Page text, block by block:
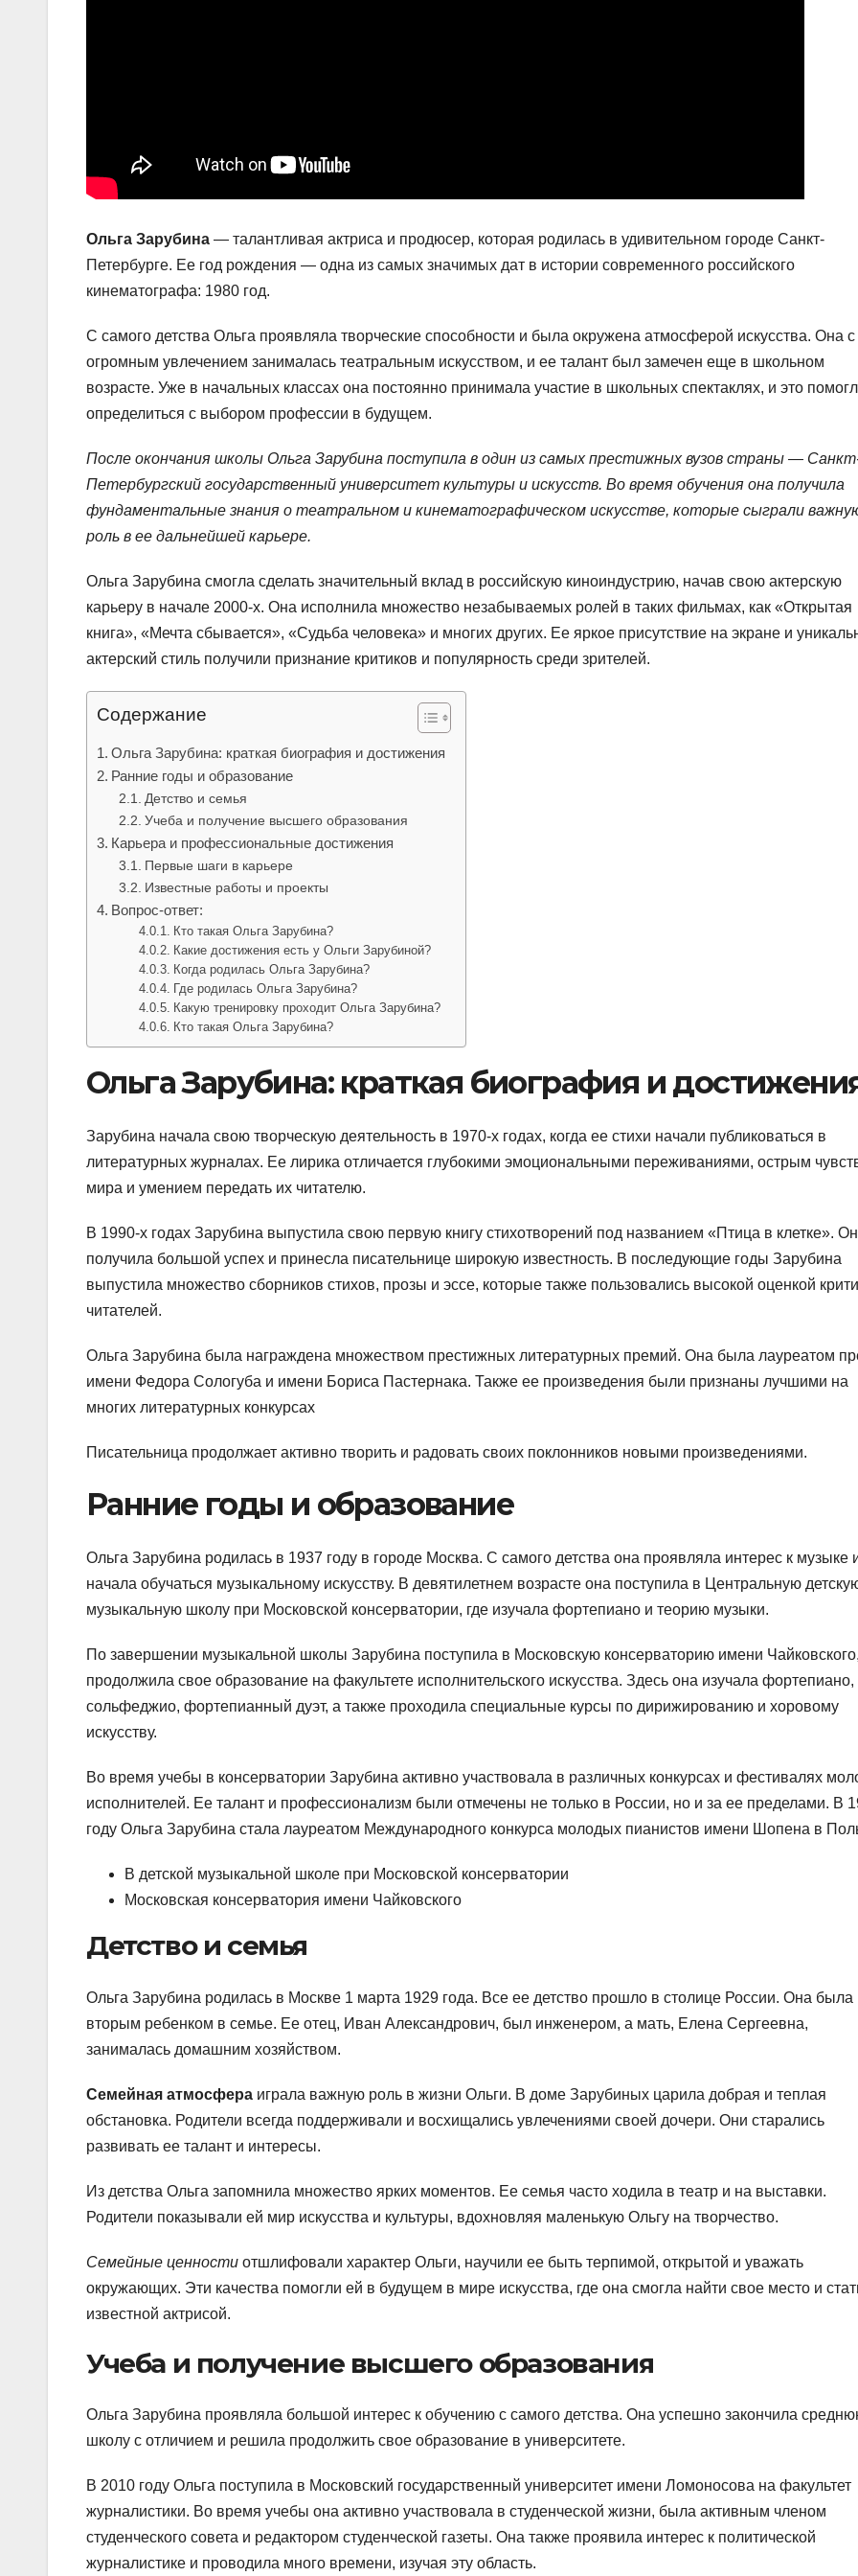
Ольга Зарубина — талантливая актриса и продюсер, которая родилась в удивительном городе Санкт-
Петербурге. Ее год рождения — одна из самых значимых дат в истории современного российского
кинематографа: 1980 год.
С самого детства Ольга проявляла творческие способности и была окружена атмосферой искусства. Она с
огромным увлечением занималась театральным искусством, и ее талант был замечен еще в школьном
возрасте. Уже в начальных классах она постоянно принимала участие в школьных спектаклях, и это
определиться с выбором профессии в будущем.
После окончания школы Ольга Зарубина поступила в один из самых престижных вузов страны —
Петербургский государственный университет культуры и искусств. Во время обучения она получила
фундаментальные знания о театральном и кинематографическом искусстве, которые сыграли
роль в ее дальнейшей карьере.
Ольга Зарубина смогла сделать значительный вклад в российскую киноиндустрию, начав свою актерскую
карьеру в начале 2000-х. Она исполнила множество незабываемых ролей в таких фильмах, как «Открытая
книга», «Мечта сбывается», «Судьба человека» и многих других. Ее яркое присутствие на экране и
актерский стиль получили признание критиков и популярность среди зрителей.
Содержание
Ольга Зарубина: краткая биография и достижения
Ранние годы и образование
Детство и семья
Учеба и получение высшего образования
Карьера и профессиональные достижения
Первые шаги в карьере
Известные работы и проекты
Вопрос-ответ:
Кто такая Ольга Зарубина?
Какие достижения есть у Ольги Зарубиной?
Когда родилась Ольга Зарубина?
Где родилась Ольга Зарубина?
Какую тренировку проходит Ольга Зарубина?
Кто такая Ольга Зарубина?
Ольга Зарубина: краткая биография и
Зарубина начала свою творческую деятельность в 1970-х годах, когда ее стихи начали публиковаться в
литературных журналах. Ее лирика отличается глубокими эмоциональными переживаниями, острым
мира и умением передать их читателю.
В 1990-х годах Зарубина выпустила свою первую книгу стихотворений под названием «Птица в клетке».
получила большой успех и принесла писательнице широкую известность. В последующие годы Зарубина
выпустила множество сборников стихов, прозы и эссе, которые также пользовались высокой оценкой
читателей.
Ольга Зарубина была награждена множеством престижных литературных премий. Она была лауреатом
имени Федора Сологуба и имени Бориса Пастернака. Также ее произведения были признаны лучшими на
многих литературных конкурсах
Писательница продолжает активно творить и радовать своих поклонников новыми произведениями.
Ранние годы и образование
Ольга Зарубина родилась в 1937 году в городе Москва. С самого детства она проявляла интерес к музыке
начала обучаться музыкальному искусству. В девятилетнем возрасте она поступила в Центральную
музыкальную школу при Московской консерватории, где изучала фортепиано и теорию музыки.
По завершении музыкальной школы Зарубина поступила в Московскую консерваторию имени
продолжила свое образование на факультете исполнительского искусства. Здесь она изучала фортепиано,
сольфеджио, фортепианный дуэт, а также проходила специальные курсы по дирижированию и хоровому
искусству.
Во время учебы в консерватории Зарубина активно участвовала в различных конкурсах и фестивалях
исполнителей. Ее талант и профессионализм были отмечены не только в России, но и за ее пределами. В
году Ольга Зарубина стала лауреатом Международного конкурса молодых пианистов имени Шопена в
В детской музыкальной школе при Московской консерватории
Московская консерватория имени Чайковского
Детство и семья
Ольга Зарубина родилась в Москве 1 марта 1929 года. Все ее детство прошло в столице России. Она была
вторым ребенком в семье. Ее отец, Иван Александрович, был инженером, а мать, Елена Сергеевна,
занималась домашним хозяйством.
Семейная атмосфера играла важную роль в жизни Ольги. В доме Зарубиных царила добрая и теплая
обстановка. Родители всегда поддерживали и восхищались увлечениями своей дочери. Они старались
развивать ее талант и интересы.
Из детства Ольга запомнила множество ярких моментов. Ее семья часто ходила в театр и на выставки.
Родители показывали ей мир искусства и культуры, вдохновляя маленькую Ольгу на творчество.
Семейные ценности отшлифовали характер Ольги, научили ее быть терпимой, открытой и уважать
окружающих. Эти качества помогли ей в будущем в мире искусства, где она смогла найти свое место и
известной актрисой.
Учеба и получение высшего образования
Ольга Зарубина проявляла большой интерес к обучению с самого детства. Она успешно закончила
школу с отличием и решила продолжить свое образование в университете.
В 2010 году Ольга поступила в Московский государственный университет имени Ломоносова на факультет
журналистики. Во время учебы она активно участвовала в студенческой жизни, была активным членом
студенческого совета и редактором студенческой газеты. Она также проявила интерес к политической
журналистике и проводила много времени, изучая эту область.